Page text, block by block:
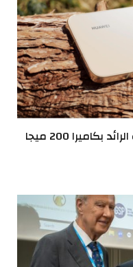
هواوي Pura 90s Pro Max: الهاتف الرائد بكاميرا 200 ميجا